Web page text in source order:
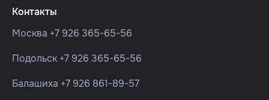
Контакты
Москва +7 926 365-65-56
Подольск +7 926 365-65-56
Балашиха +7 926 861-89-57